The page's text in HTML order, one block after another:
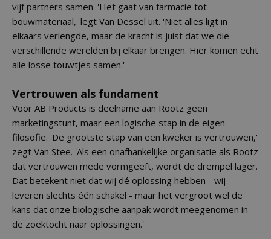
vijf partners samen. 'Het gaat van farmacie tot
bouwmateriaal,' legt Van Dessel uit. 'Niet alles ligt in
elkaars verlengde, maar de kracht is juist dat we die
verschillende werelden bij elkaar brengen. Hier komen echt
alle losse touwtjes samen.'
Vertrouwen als fundament
Voor AB Products is deelname aan Rootz geen
marketingstunt, maar een logische stap in de eigen
filosofie. 'De grootste stap van een kweker is vertrouwen,'
zegt Van Stee. 'Als een onafhankelijke organisatie als Rootz
dat vertrouwen mede vormgeeft, wordt de drempel lager.
Dat betekent niet dat wij dé oplossing hebben - wij
leveren slechts één schakel - maar het vergroot wel de
kans dat onze biologische aanpak wordt meegenomen in
de zoektocht naar oplossingen.'